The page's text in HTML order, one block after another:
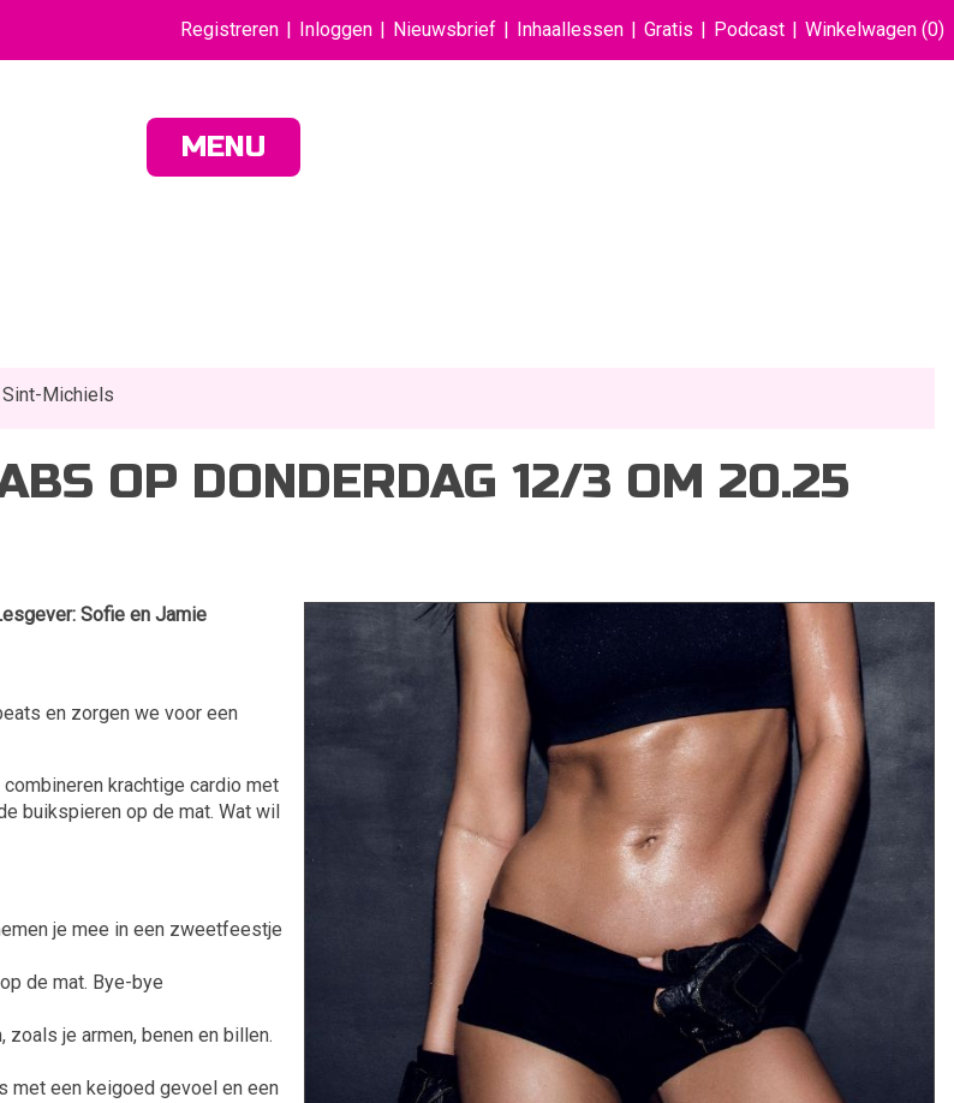
Registreren Inloggen Nieuwsbrief Inhaallessen Gratis Podcast Winkelwagen (0)
MENU
Michiels
OP DONDERDAG 12/3 OM 20.25
Sofie en Jamie
en zorgen we voor een
krachtige cardio met
buikspieren op de mat. Wat wil
je mee in een zweetfeestje
de mat. Bye-bye
zoals je armen, benen en billen.
met een keigoed gevoel en een